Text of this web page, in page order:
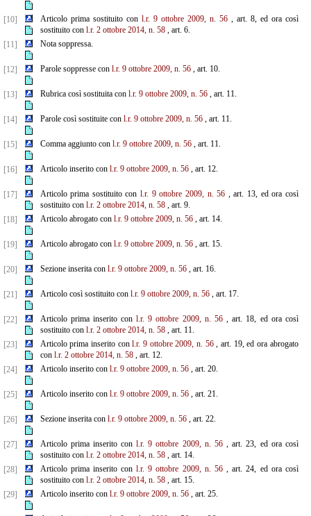
[10] Articolo prima sostituito con l.r. 9 ottobre 2009, n. 56, art. 8, ed ora così
sostituito con l.r. 2 ottobre 2014, n. 58, art. 6.
[11]
Nota soppressa.
[12] Parole soppresse con l.r. 9 ottobre 2009, n. 56, art. 10.
[13] Rubrica così sostituita con l.r. 9 ottobre 2009, n. 56, art. 11.
[14] Parole così sostituite con l.r. 9 ottobre 2009, n. 56, art. 11.
[15] Comma aggiunto con l.r. 9 ottobre 2009, n. 56, art. 11.
[16] Articolo inserito con l.r. 9 ottobre 2009, n. 56, art. 12.
[17] Articolo prima sostituito conl.r. 9 ottobre 2009, n. 56 , art. 13, ed ora così
sostituito con l.r. 2 ottobre 2014, n. 58, art. 9.
[18]
Articolo abrogato con l.r. 9 ottobre 2009, n. 56, art. 14.
[19] Articolo abrogato con l.r. 9 ottobre 2009, n. 56, art. 15.
[20] Sezione inserita con l.r. 9 ottobre 2009, n. 56, art. 16.
[21] Articolo così sostituito con l.r. 9 ottobre 2009, n. 56, art. 17.
[22] Articolo prima inserito conl.r. 9 ottobre 2009, n. 56, art. 18, ed ora così
sostituito con l.r. 2 ottobre 2014, n. 58, art. 11.
[23]
Articolo prima inserito conl.r. 9 ottobre 2009, n. 56, art. 19, ed ora abrogato
con l.r. 2 ottobre 2014, n. 58, art. 12.
[24]
Articolo inserito con l.r. 9 ottobre 2009, n. 56, art. 20.
[25] Articolo inserito con l.r. 9 ottobre 2009, n. 56, art. 21.
[26] Sezione inserita con l.r. 9 ottobre 2009, n. 56, art. 22.
[27] Articolo prima inserito conl.r. 9 ottobre 2009, n. 56, art. 23, ed ora così
sostituito con l.r. 2 ottobre 2014, n. 58, art. 14.
[28]
Articolo prima inserito conl.r. 9 ottobre 2009, n. 56, art. 24, ed ora così
sostituito con l.r. 2 ottobre 2014, n. 58, art. 15.
[29]
Articolo inserito con l.r. 9 ottobre 2009, n. 56, art. 25.